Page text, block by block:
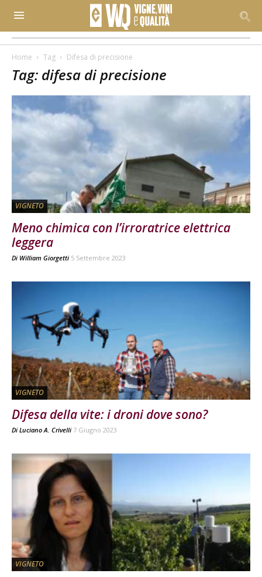
Home Tag Difesa di precisione
Tag: difesa di precisione
VIGNETO
Meno chimica con l’irroratrice elettrica
leggera
Di William Giorgetti 5 Settembre 2023
VIGNETO
Difesa della vite: i droni dove sono?
Di Luciano A. Crivelli 7 Giugno 2023
VIGNETO